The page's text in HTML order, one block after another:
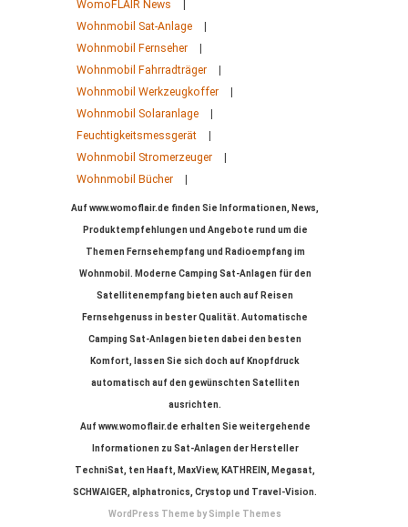
WomoFLAIR News
Wohnmobil Sat-Anlage
Wohnmobil Fernseher
Wohnmobil Fahrradträger
Wohnmobil Werkzeugkoffer
Wohnmobil Solaranlage
Feuchtigkeitsmessgerät
Wohnmobil Stromerzeuger
Wohnmobil Bücher
Auf www.womoflair.de finden Sie Informationen, News,
Produktempfehlungen und Angebote rund um die
Themen Fernsehempfang und Radioempfang im
Wohnmobil. Moderne Camping Sat-Anlagen für den
Satellitenempfang bieten auch auf Reisen
Fernsehgenuss in bester Qualität. Automatische
Camping Sat-Anlagen bieten dabei den besten
Komfort, lassen Sie sich doch auf Knopfdruck
automatisch auf den gewünschten Satelliten
ausrichten.
Auf www.womoflair.de erhalten Sie weitergehende
Informationen zu Sat-Anlagen der Hersteller
TechniSat, ten Haaft, MaxView, KATHREIN, Megasat,
SCHWAIGER, alphatronics, Crystop und Travel-Vision.
WordPress Theme by Simple Themes